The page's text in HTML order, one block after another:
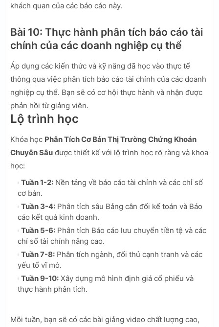
khách quan của các báo cáo này.
Bài 10: Thực hành phân tích báo cáo tài
chính của các doanh nghiệp cụ thể
Áp dụng các kiến thức và kỹ năng đã học vào thực tế
thông qua việc phân tích báo cáo tài chính của các doanh
nghiệp cụ thể. Bạn sẽ có cơ hội thực hành và nhận được
phản hồi từ giảng viên.
Lộ trình học
Khóa học Phân Tích Cơ Bản Thị Trường Chứng Khoán
Chuyên Sâu được thiết kế với lộ trình học rõ ràng và khoa
học:
Tuần 1-2: Nền tảng về báo cáo tài chính và các chỉ số
cơ bản.
Tuần 3-4: Phân tích sâu Bảng cân đối kế toán và Báo
cáo kết quả kinh doanh.
Tuần 5-6: Phân tích Báo cáo lưu chuyển tiền tệ và các
chỉ số tài chính nâng cao.
Tuần 7-8: Phân tích ngành, đối thủ cạnh tranh và các
yếu tố vĩ mô.
Tuần 9-10: Xây dựng mô hình định giá cổ phiếu và
thực hành phân tích.
Mỗi tuần, bạn sẽ có các bài giảng video chất lượng cao,